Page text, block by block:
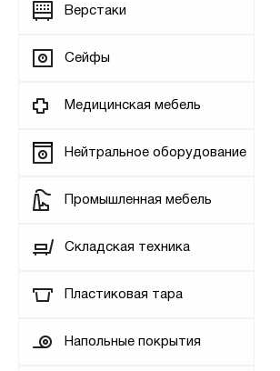
Верстаки
Сейфы
Медицинская мебель
Нейтральное оборудование
Промышленная мебель
Складская техника
Пластиковая тара
Напольные покрытия